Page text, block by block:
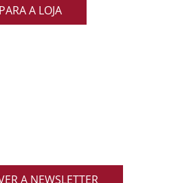
A LOJA
A NEWSLETTER